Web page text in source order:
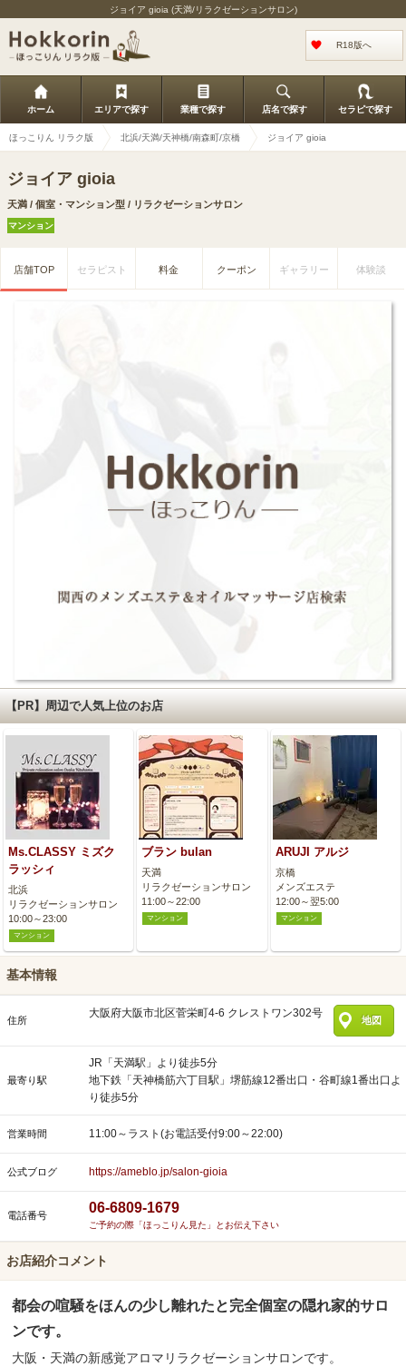
ジョイア gioia (天満/リラクゼーションサロン)
R18版へ
ホーム エリアで探す 業種で探す 店名で探す セラピで探す
ほっこりん リラク版 北浜/天満/天神橋/南森町/京橋 ジョイア gioia
ジョイア gioia
天満 / 個室・マンション型 / リラクゼーションサロン
マンション
店舗TOP セラピスト 料金 クーポン ギャラリー 体験談
【PR】周辺で人気上位のお店
Ms.CLASSY ミズク
ラッシィ
北浜
リラクゼーションサロン
10:00～23:00
マンション
ブラン bulan
天満
リラクゼーションサロン
11:00～22:00
マンション
ARUJI アルジ
京橋
メンズエステ
12:00～翌5:00
マンション
基本情報
住所
大阪府大阪市北区菅栄町4-6 クレストワン302号
地図
最寄り駅
JR「天満駅」より徒歩5分
地下鉄「天神橋筋六丁目駅」堺筋線12番出口・谷町線1番出口よ
り徒歩5分
営業時間 11:00～ラスト(お電話受付9:00～22:00)
公式ブログ https://ameblo.jp/salon-gioia
電話番号 06-6809-1679
ご予約の際「ほっこりん見た」とお伝え下さい
お店紹介コメント
都会の喧騒をほんの少し離れたと完全個室の隠れ家的サロ
ンです。
大阪・天満の新感覚アロマリラクゼーションサロンです。